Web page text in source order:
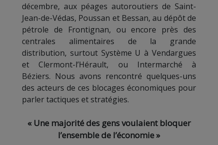
décembre, aux péages autoroutiers de Saint-
Jean-de-Védas, Poussan et Bessan, au dépôt de
pétrole de Frontignan, ou encore près des
centrales alimentaires de la grande
distribution, surtout Système U à Vendargues
et Clermont-l’Hérault, ou Intermarché à
Béziers. Nous avons rencontré quelques-uns
des acteurs de ces blocages économiques pour
parler tactiques et stratégies.
« Une majorité des gens voulaient bloquer
l’ensemble de l’économie »